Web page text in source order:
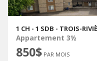
1 CH - 1 SDB - TROIS-
Appartement 3½
850$ PAR MOIS